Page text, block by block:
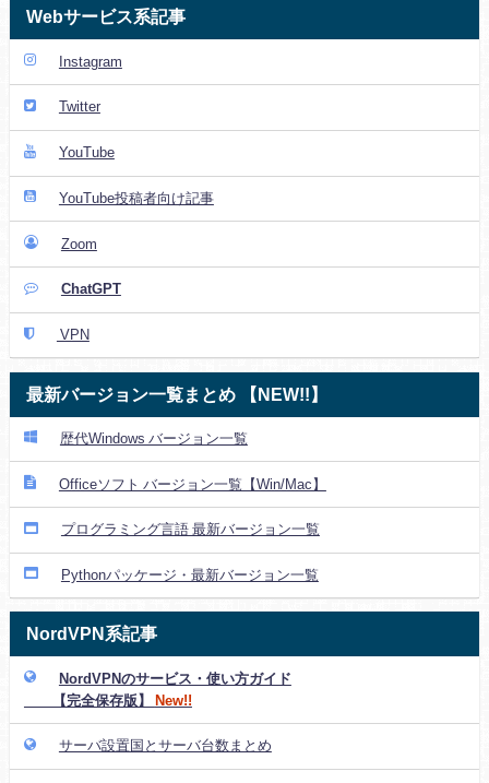
Webサービス系記事
Instagram
Twitter
YouTube
YouTube投稿者向け記事
Zoom
ChatGPT
VPN
最新バージョン一覧まとめ 【NEW!!】
歴代Windows バージョン一覧
Officeソフト バージョン一覧【Win/Mac】
プログラミング言語 最新バージョン一覧
Pythonパッケージ・最新バージョン一覧
NordVPN系記事
NordVPNのサービス・使い方ガイド
【完全保存版】
New!!
サーバ設置国とサーバ台数まとめ